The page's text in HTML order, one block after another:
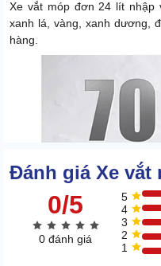
Xe vắt móp đơn 24 lít nhập
xanh lá, vàng, xanh dương,
hàng.
Đánh giá Xe vắt
0/5
0 đánh giá
5
4
3
2
1